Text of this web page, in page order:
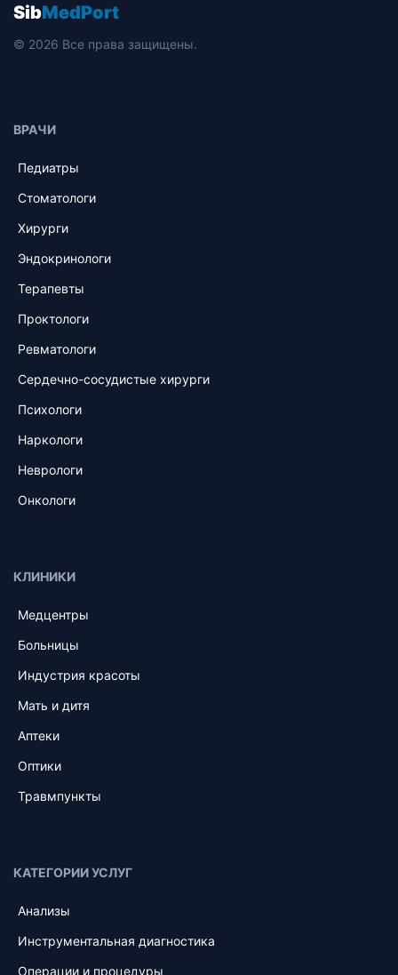
SibMedPort
© 2026 Все права защищены.
ВРАЧИ
Педиатры
Стоматологи
Хирурги
Эндокринологи
Терапевты
Проктологи
Ревматологи
Сердечно-сосудистые хирурги
Психологи
Наркологи
Неврологи
Онкологи
КЛИНИКИ
Медцентры
Больницы
Индустрия красоты
Мать и дитя
Аптеки
Оптики
Травмпункты
КАТЕГОРИИ УСЛУГ
Анализы
Инструментальная диагностика
Операции и процедуры